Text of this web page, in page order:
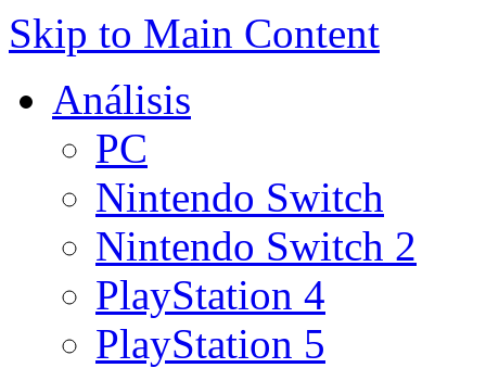
Skip to Main Content
Análisis
PC
Nintendo Switch
Nintendo Switch 2
PlayStation 4
PlayStation 5